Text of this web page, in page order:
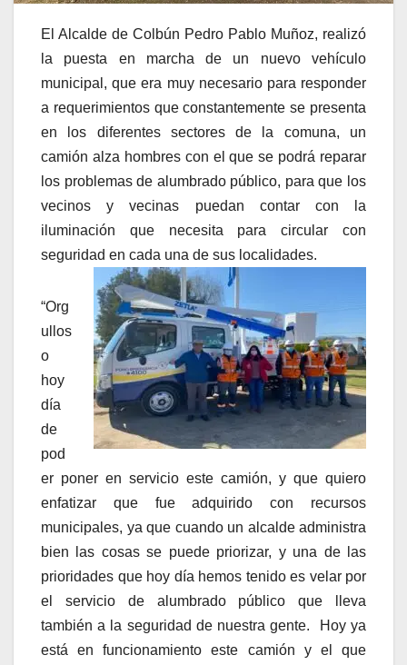
El Alcalde de Colbún Pedro Pablo Muñoz, realizó
la puesta en marcha de un nuevo vehículo
municipal, que era muy necesario para responder
a requerimientos que constantemente se presenta
en los diferentes sectores de la comuna, un
camión alza hombres con el que se podrá reparar
los problemas de alumbrado público, para que los
vecinos y vecinas puedan contar con la
iluminación que necesita para circular con
seguridad en cada una de sus localidades.
“Org
ullos
o
hoy
día
de
pod
er poner en servicio este camión, y que quiero
enfatizar que fue adquirido con recursos
municipales, ya que cuando un alcalde administra
bien las cosas se puede priorizar, y una de las
prioridades que hoy día hemos tenido es velar por
el servicio de alumbrado público que lleva
también a la seguridad de nuestra gente. Hoy ya
está en funcionamiento este camión y el que